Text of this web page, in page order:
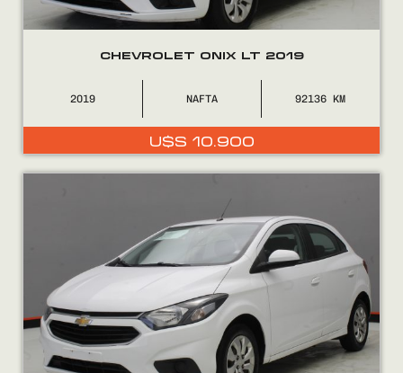
CHEVROLET ONIX LT 2019
2019 NAFTA 92136
U$S 10.900